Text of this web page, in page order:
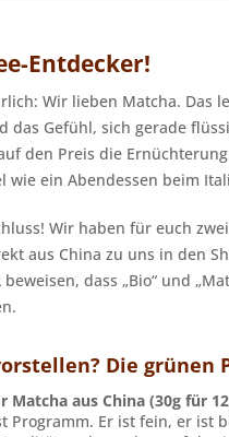
Entdecker!
Wir lieben Matcha. Das
das Gefühl, sich gerade
den Preis die
wie ein Abendessen beim
Wir haben für euch
aus China zu uns in den
beweisen, dass „Bio“ und
Die grünen
Matcha aus China (30g für
Programm. Er ist fein, er ist